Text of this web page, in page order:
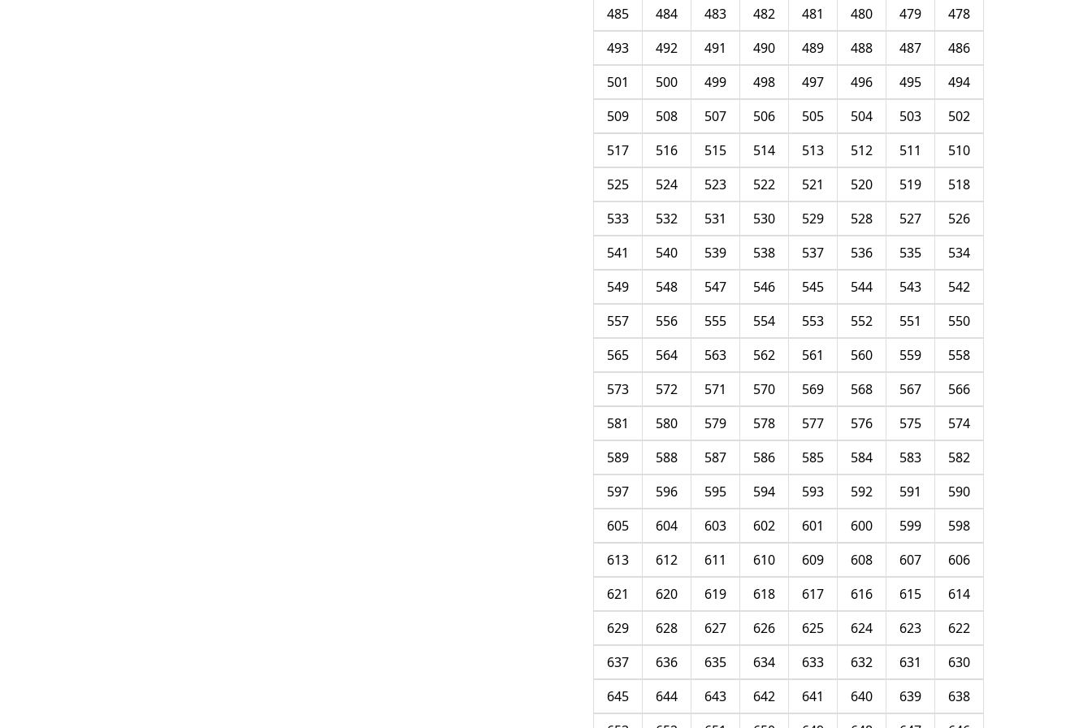
478
479
480
481
482
483
484
485
486
487
488
489
490
491
492
493
494
495
496
497
498
499
500
501
502
503
504
505
506
507
508
509
510
511
512
513
514
515
516
517
518
519
520
521
522
523
524
525
526
527
528
529
530
531
532
533
534
535
536
537
538
539
540
541
542
543
544
545
546
547
548
549
550
551
552
553
554
555
556
557
558
559
560
561
562
563
564
565
566
567
568
569
570
571
572
573
574
575
576
577
578
579
580
581
582
583
584
585
586
587
588
589
590
591
592
593
594
595
596
597
598
599
600
601
602
603
604
605
606
607
608
609
610
611
612
613
614
615
616
617
618
619
620
621
622
623
624
625
626
627
628
629
630
631
632
633
634
635
636
637
638
639
640
641
642
643
644
645